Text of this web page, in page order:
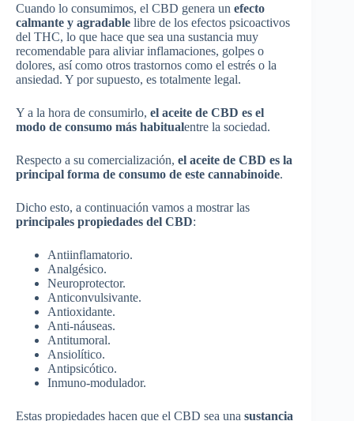
Cuando lo consumimos, el CBD genera un efecto
calmante y agradable libre de los efectos psicoactivos
del THC, lo que hace que sea una sustancia muy
recomendable para aliviar inflamaciones, golpes o
dolores, así como otros trastornos como el estrés o la
ansiedad. Y por supuesto, es totalmente legal.
Y a la hora de consumirlo, el aceite de CBD es el
modo de consumo más habitualentre la sociedad.
Respecto a su comercialización, el aceite de CBD es la
principal forma de consumo de este cannabinoide.
Dicho esto, a continuación vamos a mostrar las
principales propiedades del CBD:
Antiinflamatorio.
Analgésico.
Neuroprotector.
Anticonvulsivante.
Antioxidante.
Anti-náuseas.
Antitumoral.
Ansiolítico.
Antipsicótico.
Inmuno-modulador.
Estas propiedades hacen que el CBD sea una sustancia